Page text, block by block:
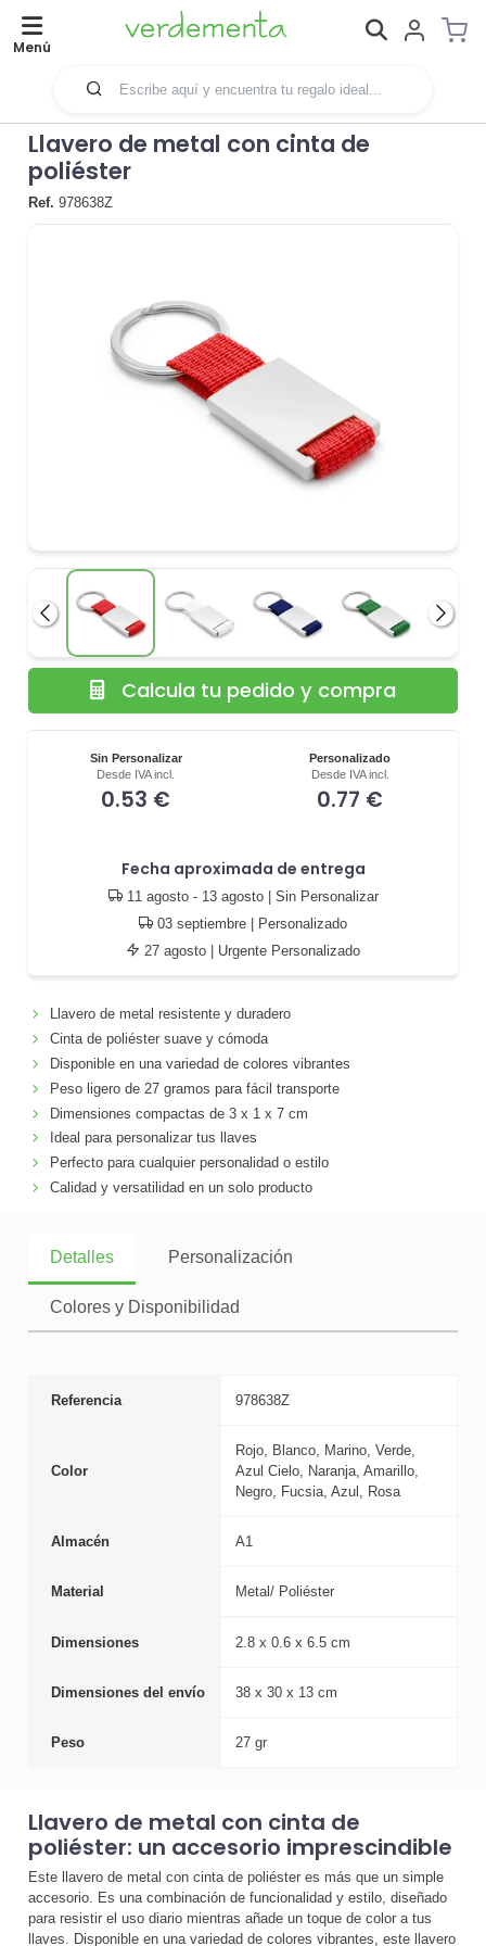
Menú
Llavero de metal con cinta de
poliéster
Ref. 978638Z
Anterior
Sin Personalizar
Desde IVA incl.
0.53 €
Personalizado
Desde IVA incl.
0.77 €
Fecha aproximada de entrega
11 agosto - 13 agosto| Sin Personalizar
03 septiembre | Personalizado
27 agosto | Urgente Personalizado
Calcula tu pedido y compra
Llavero de metal resistente y duradero
Cinta de poliéster suave y cómoda
Disponible en una variedad de colores vibrantes
Peso ligero de 27 gramos para fácil transporte
Dimensiones compactas de 3 x 1 x 7 cm
Ideal para personalizar tus llaves
Perfecto para cualquier personalidad o estilo
Calidad y versatilidad en un solo producto
Detalles Personalización
Colores y Disponibilidad
Referencia 978638Z
Color
Rojo, Blanco, Marino, Verde,
Azul Cielo, Naranja, Amarillo,
Negro, Fucsia, Azul, Rosa
Almacén A1
Material Metal/ Poliéster
Dimensiones 2.8 x 0.6 x 6.5 cm
Dimensiones del envío 38 x 30 x 13 cm
Peso 27 gr
Llavero de metal con cinta de
poliéster: un accesorio imprescindible
Este llavero de metal con cinta de poliéster es más que un simple
accesorio. Es una combinación de funcionalidad y estilo, diseñado
para resistir el uso diario mientras añade un toque de color a tus
llaves. Disponible en una variedad de colores vibrantes, este llavero